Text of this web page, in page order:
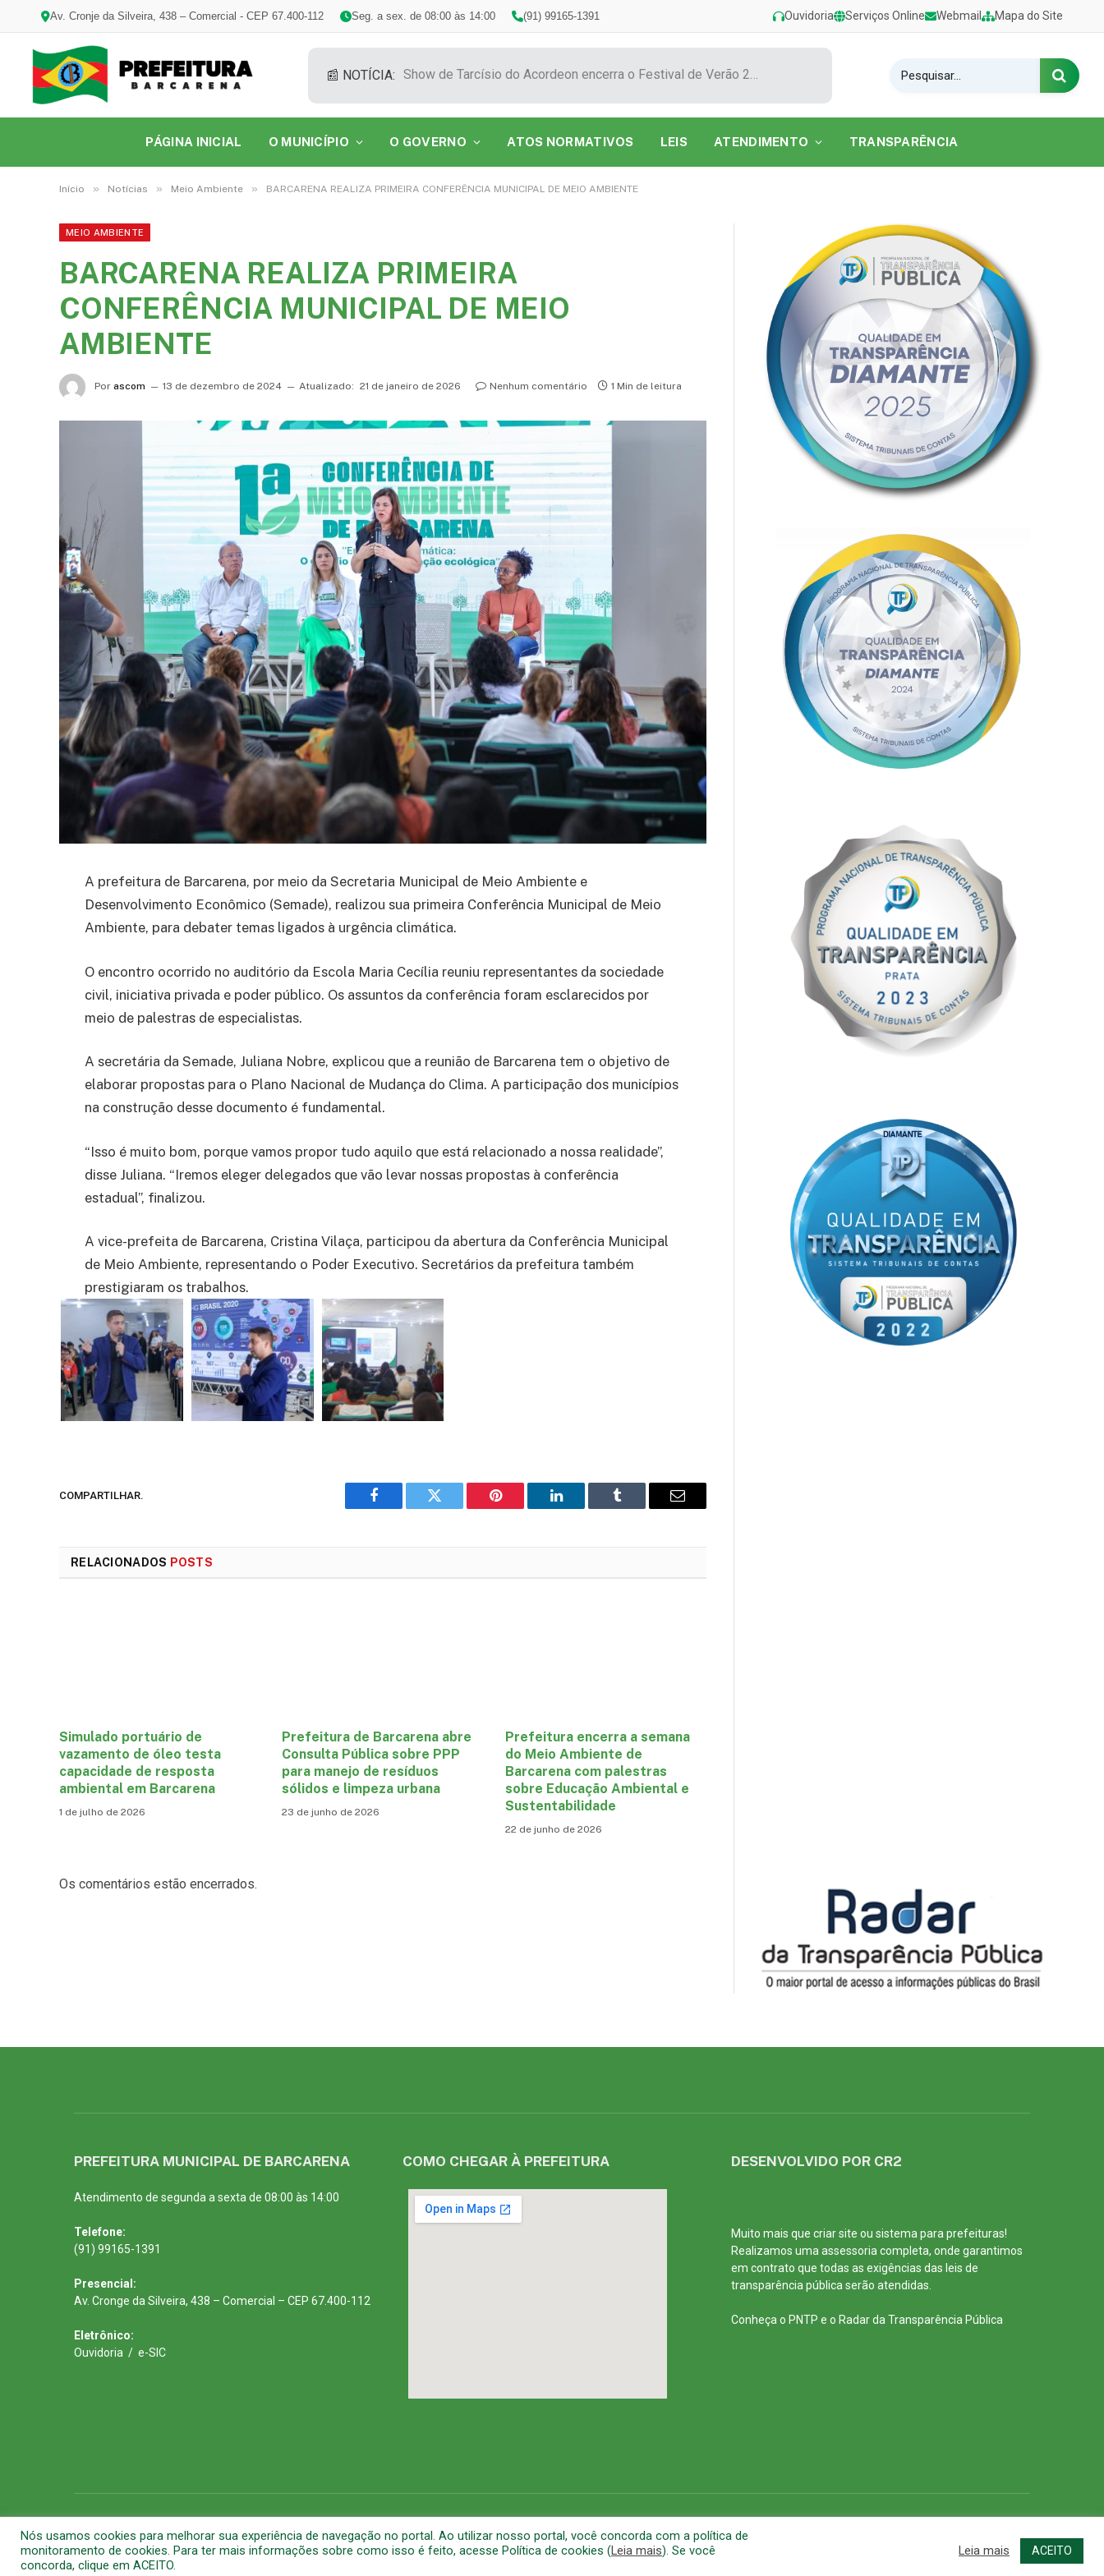
Av. Cronje da Silveira, 438 – Comercial - CEP 67.400-112 Seg. a sex. de 08:00 às 14:00 (91) 99165-1391 Ouvidoria Serviços Online Webmail Mapa do Site
📰 NOTÍCIA: Show de Tarcísio do Acordeon encerra o Festival de Verão 2026 na Praia do Caripi
PÁGINA INICIAL O MUNICÍPIO O GOVERNO ATOS NORMATIVOS LEIS ATENDIMENTO TRANSPARÊNCIA
Início » Notícias » Meio Ambiente » BARCARENA REALIZA PRIMEIRA CONFERÊNCIA MUNICIPAL DE MEIO AMBIENTE
MEIO AMBIENTE
BARCARENA REALIZA PRIMEIRA
CONFERÊNCIA MUNICIPAL DE MEIO
AMBIENTE
Por ascom 13 de dezembro de 2024 Atualizado: 21 de janeiro de 2026 Nenhum comentário 1 Min de leitura
A prefeitura de Barcarena, por meio da Secretaria Municipal de Meio Ambiente e
Desenvolvimento Econômico (Semade), realizou sua primeira Conferência Municipal de Meio
Ambiente, para debater temas ligados à urgência climática.
O encontro ocorrido no auditório da Escola Maria Cecília reuniu representantes da sociedade
civil, iniciativa privada e poder público. Os assuntos da conferência foram esclarecidos por
meio de palestras de especialistas.
A secretária da Semade, Juliana Nobre, explicou que a reunião de Barcarena tem o objetivo de
elaborar propostas para o Plano Nacional de Mudança do Clima. A participação dos municípios
na construção desse documento é fundamental.
“Isso é muito bom, porque vamos propor tudo aquilo que está relacionado a nossa realidade”,
disse Juliana. “Iremos eleger delegados que vão levar nossas propostas à conferência
estadual”, finalizou.
A vice-prefeita de Barcarena, Cristina Vilaça, participou da abertura da Conferência Municipal
de Meio Ambiente, representando o Poder Executivo. Secretários da prefeitura também
prestigiaram os trabalhos.
COMPARTILHAR.
Facebook Twitter Pinterest LinkedIn Tumblr
E-
RELACIONADOS POSTS
Simulado portuário de
vazamento de óleo testa
capacidade de resposta
ambiental em Barcarena
1 de julho de 2026
Prefeitura de Barcarena abre
Consulta Pública sobre PPP
para manejo de resíduos
sólidos e limpeza urbana
23 de junho de 2026
Prefeitura encerra a semana
do Meio Ambiente de
Barcarena com palestras
sobre Educação Ambiental e
Sustentabilidade
22 de junho de 2026
Os comentários estão encerrados.
PREFEITURA MUNICIPAL DE BARCARENA
Atendimento de segunda a sexta de 08:00 às 14:00
Telefone:
(91) 99165-1391
Presencial:
Av. Cronge da Silveira, 438 – Comercial – CEP 67.400-112
Eletrônico:
Ouvidoria / e-SIC
COMO CHEGAR À PREFEITURA DESENVOLVIDO POR CR2
Muito mais que criar site ou sistema para prefeituras!
Realizamos uma assessoria completa, onde garantimos
em contrato que todas as exigências das leis de
transparência pública serão atendidas.
Conheça o PNTP e o Radar da Transparência Pública
Nós usamos cookies para melhorar sua experiência de navegação no portal. Ao utilizar nosso portal, você concorda com a política de
monitoramento de cookies. Para ter mais informações sobre como isso é feito, acesse Política de cookies (Leia mais). Se você
concorda, clique em ACEITO.
Leia mais ACEITO